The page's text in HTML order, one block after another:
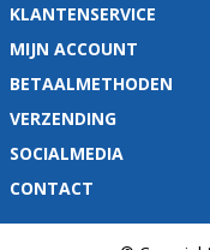
KLANTENSERVICE
MIJN ACCOUNT
BETAALMETHODEN
VERZENDING
SOCIALMEDIA
CONTACT